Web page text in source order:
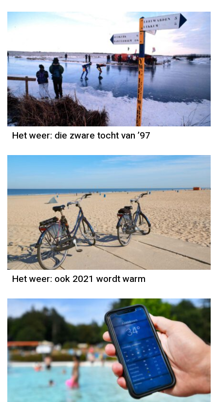
Het weer
Piet Paulusma
Het weer: die zware tocht van ’97
Het weer
Piet Paulusma
Het weer: ook 2021 wordt warm
Het weer
Piet Paulusma